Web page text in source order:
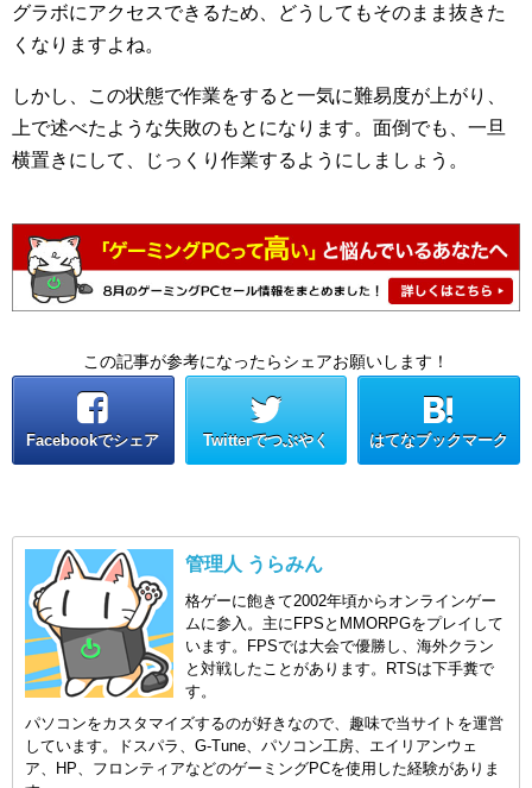
グラボにアクセスできるため、どうしてもそのまま抜きた
くなりますよね。
しかし、この状態で作業をすると一気に難易度が上がり、
上で述べたような失敗のもとになります。面倒でも、一旦
横置きにして、じっくり作業するようにしましょう。
この記事が参考になったらシェアお願いします！
Facebookでシェア Twitterでつぶやく はてなブックマーク
管理人 うらみん
格ゲーに飽きて2002年頃からオンラインゲー
ムに参入。主にFPSとMMORPGをプレイして
います。FPSでは大会で優勝し、海外クラン
と対戦したことがあります。RTSは下手糞で
す。
パソコンをカスタマイズするのが好きなので、趣味で当サイトを運営
しています。ドスパラ、G-Tune、パソコン工房、エイリアンウェ
ア、HP、フロンティアなどのゲーミングPCを使用した経験がありま